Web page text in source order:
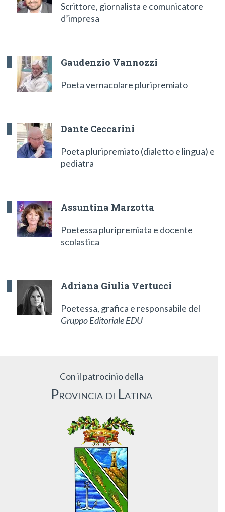
Scrittore, giornalista e comunicatore
d’impresa
Gaudenzio Vannozzi
Poeta vernacolare pluripremiato
Dante Ceccarini
Poeta pluripremiato (dialetto e lingua) e
pediatra
Assuntina Marzotta
Poetessa pluripremiata e docente
scolastica
Adriana Giulia Vertucci
Poetessa, grafica e responsabile del
Gruppo Editoriale EDU
Con il patrocinio della
Provincia di Latina